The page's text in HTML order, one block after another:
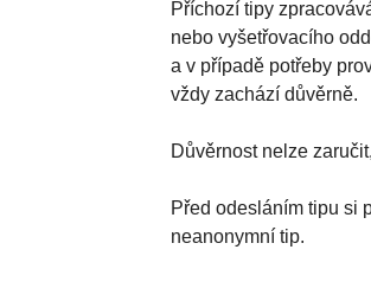
Příchozí tipy
nebo vyšetřovacího
a v případě potřeby
vždy zachází důvěrně.
Důvěrnost nelze
Před odesláním tipu si
neanonymní tip.